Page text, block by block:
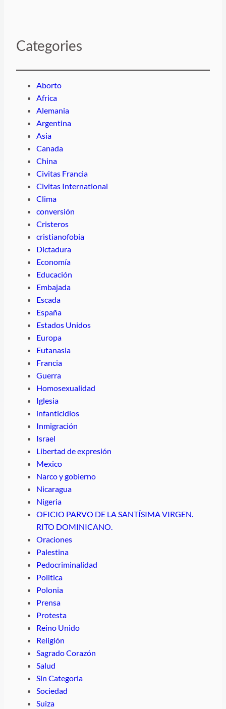
Categories
Aborto
Africa
Alemania
Argentina
Asia
Canada
China
Civitas Francia
Civitas International
Clima
conversión
Cristeros
cristianofobia
Dictadura
Economía
Educación
Embajada
Escada
España
Estados Unidos
Europa
Eutanasia
Francia
Guerra
Homosexualidad
Iglesia
infanticidios
Inmigración
Israel
Libertad de expresión
Mexico
Narco y gobierno
Nicaragua
Nigeria
OFICIO PARVO DE LA SANTÍSIMA VIRGEN.
RITO DOMINICANO.
Oraciones
Palestina
Pedocriminalidad
Politica
Polonia
Prensa
Protesta
Reino Unido
Religión
Sagrado Corazón
Salud
Sin Categoria
Sociedad
Suiza